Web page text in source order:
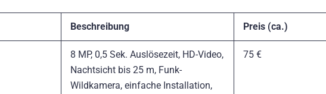
Beschreibung Preis (ca.)
8 MP, 0,5 Sek. Auslösezeit, HD-Video,
Nachtsicht bis 25 m, Funk-
Wildkamera, einfache Installation,
75 €